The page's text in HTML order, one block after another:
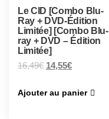
Le CID [Combo Blu-
Ray + DVD-Édition
Limitée] [Combo Blu-
ray + DVD – Édition
Limitée]
16,49€ 14,55€
Ajouter au panier